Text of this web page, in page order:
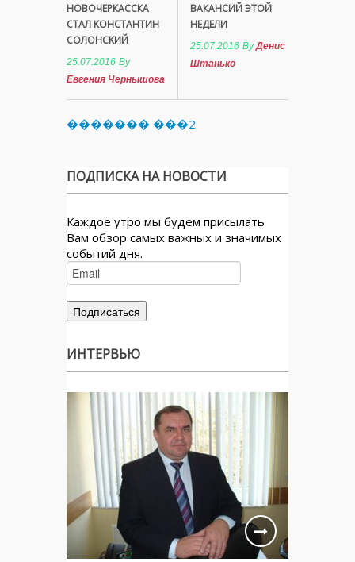
НОВОЧЕРКАССКА
СТАЛ КОНСТАНТИН
СОЛОНСКИЙ
25.07.2016 By
Евгения Чернышова
ВАКАНСИЙ ЭТОЙ
НЕДЕЛИ
25.07.2016 ByДенис
Штанько
������� ���2
ПОДПИСКА НА НОВОСТИ
Каждое утро мы будем присылать
Вам обзор самых важных и значимых
событий дня.
ИНТЕРВЬЮ